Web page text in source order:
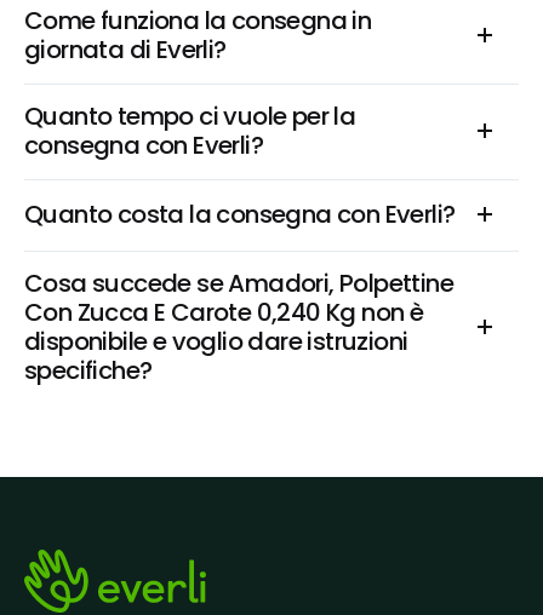
Come funziona la consegna in
giornata di Everli?
Quanto tempo ci vuole per la
consegna con Everli?
Quanto costa la consegna con Everli?
Cosa succede se Amadori, Polpettine
Con Zucca E Carote 0,240 Kg non è
disponibile e voglio dare istruzioni
specifiche?